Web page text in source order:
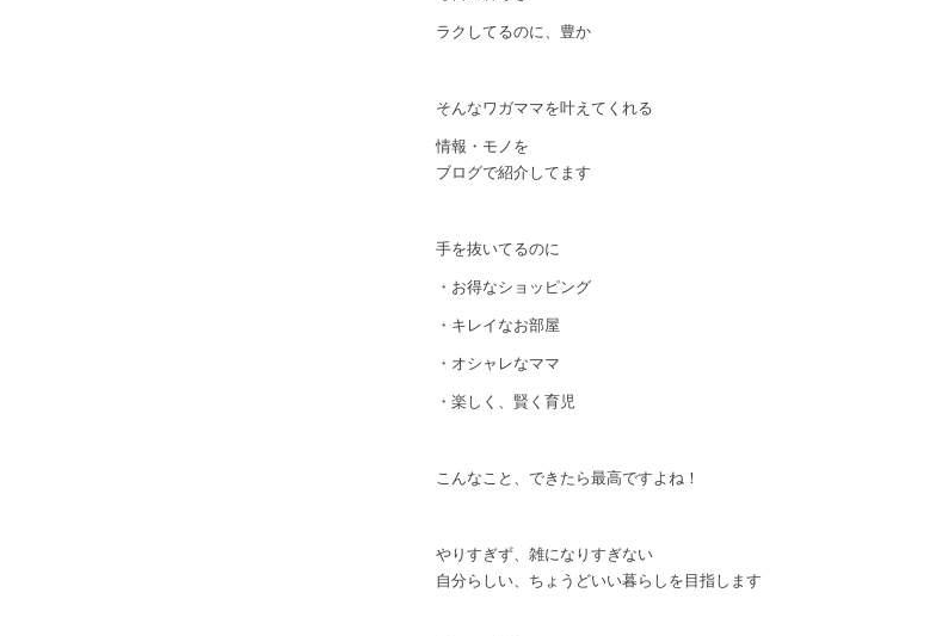
ラクしてるのに、豊か
そんなワガママを叶えてくれる
情報・モノを
ブログで紹介してます
手を抜いてるのに
・お得なショッピング
・キレイなお部屋
・オシャレなママ
・楽しく、賢く育児
こんなこと、できたら最高ですよね！
やりすぎず、雑になりすぎない
自分らしい、ちょうどいい暮らしを目指します